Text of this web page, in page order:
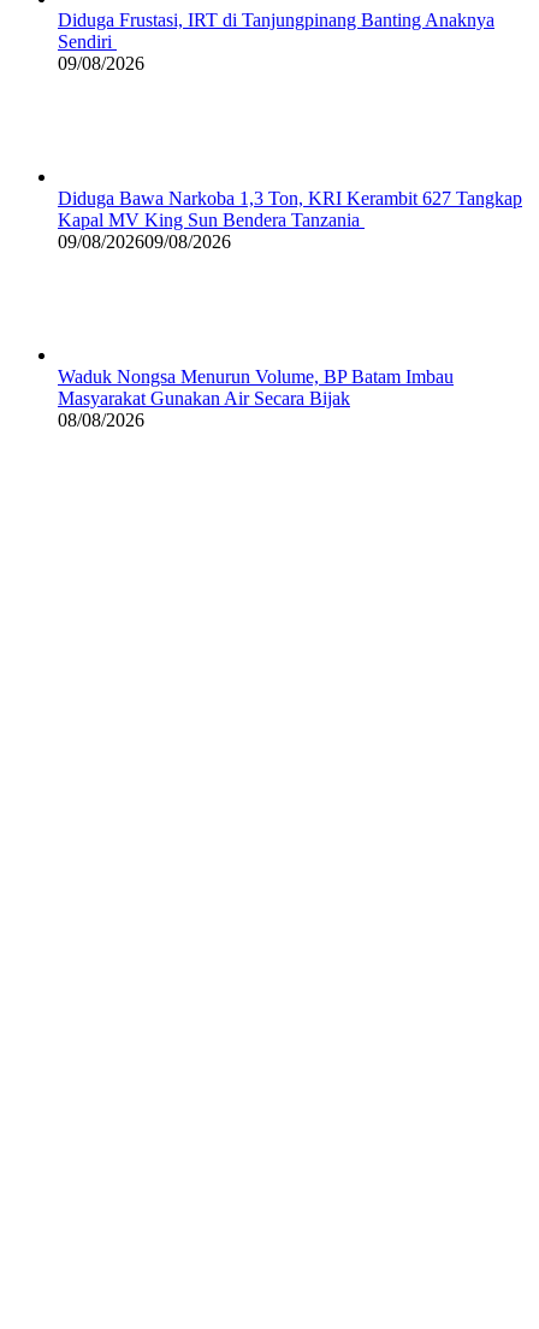
Diduga Frustasi, IRT di Tanjungpinang Banting Anaknya
Sendiri
09/08/2026
Diduga Bawa Narkoba 1,3 Ton, KRI Kerambit 627 Tangkap
Kapal MV King Sun Bendera Tanzania
09/08/202609/08/2026
Waduk Nongsa Menurun Volume, BP Batam Imbau
Masyarakat Gunakan Air Secara Bijak
08/08/2026